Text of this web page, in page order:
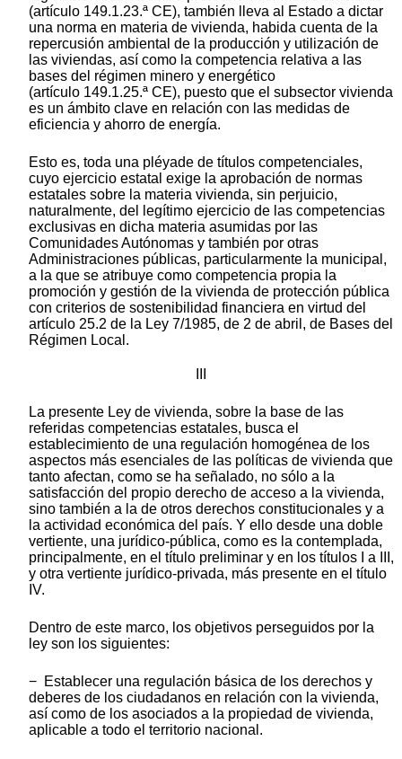
(artículo 149.1.23.ª CE), también lleva al Estado a dictar
una norma en materia de vivienda, habida cuenta de la
repercusión ambiental de la producción y utilización de
las viviendas, así como la competencia relativa a las
bases del régimen minero y energético
(artículo 149.1.25.ª CE), puesto que el subsector vivienda
es un ámbito clave en relación con las medidas de
eficiencia y ahorro de energía.
Esto es, toda una pléyade de títulos competenciales,
cuyo ejercicio estatal exige la aprobación de normas
estatales sobre la materia vivienda, sin perjuicio,
naturalmente, del legítimo ejercicio de las competencias
exclusivas en dicha materia asumidas por las
Comunidades Autónomas y también por otras
Administraciones públicas, particularmente la municipal,
a la que se atribuye como competencia propia la
promoción y gestión de la vivienda de protección pública
con criterios de sostenibilidad financiera en virtud del
artículo 25.2 de la Ley 7/1985, de 2 de abril, de Bases del
Régimen Local.
La presente Ley de vivienda, sobre la base de las
referidas competencias estatales, busca el
establecimiento de una regulación homogénea de los
aspectos más esenciales de las políticas de vivienda que
tanto afectan, como se ha señalado, no sólo a la
satisfacción del propio derecho de acceso a la vivienda,
sino también a la de otros derechos constitucionales y a
la actividad económica del país. Y ello desde una doble
vertiente, una jurídico-pública, como es la contemplada,
principalmente, en el título preliminar y en los títulos I a III,
y otra vertiente jurídico-privada, más presente en el título
IV.
Dentro de este marco, los objetivos perseguidos por la
ley son los siguientes:
− Establecer una regulación básica de los derechos y
deberes de los ciudadanos en relación con la vivienda,
así como de los asociados a la propiedad de vivienda,
aplicable a todo el territorio nacional.